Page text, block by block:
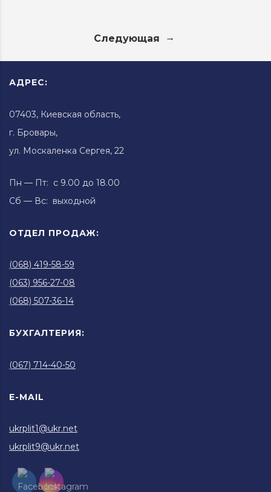
Следующая →
АДРЕС:
07403, Киевская область,
г. Бровары,
ул. Москаленка Сергея, 22
Пн — Пт: с 9.00 до 18.00
Сб — Вс: выходной
ОТДЕЛ ПРОДАЖ:
(068) 419-58-59
(063) 956-27-08
(068) 507-36-14
БУХГАЛТЕРИЯ:
(067) 714-40-50
E-MAIL
ukrplit1@ukr.net
ukrplit9@ukr.net